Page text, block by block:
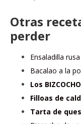
Otras
perder
Ensaladilla
Bacalao a la
Los
Filloas de
Tarta de